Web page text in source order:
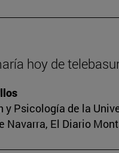
hoy de
y Psicología de la
Navarra, El Diario